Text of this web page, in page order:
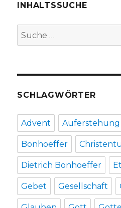
INHALTSSUCHE
Suche
nach:
SCHLAGWÖRTER
Advent Auferstehung
Bonhoeffer
Dietrich Bonhoeffer
Gebet Gesellschaft